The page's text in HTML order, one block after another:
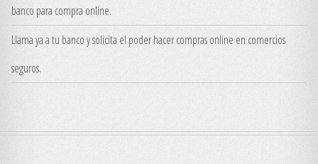
banco para compra online.
Llama ya a tu banco y solicita el poder hacer compras online en comercios
seguros.